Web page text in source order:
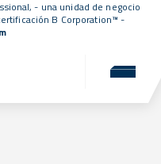
- una unidad de negocio
B Corporation™ -